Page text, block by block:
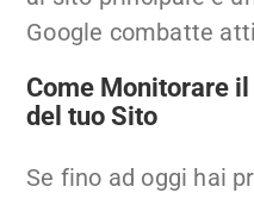
Google combatte
Come Monitorare
del tuo Sito
Se fino ad oggi hai